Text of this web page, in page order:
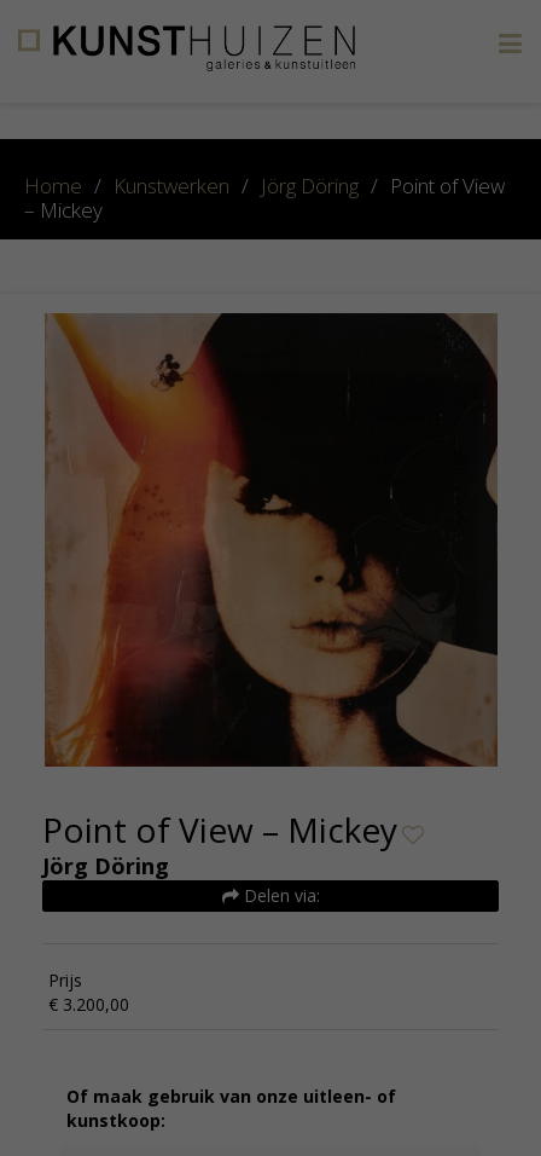
Home / Kunstwerken / Jörg Döring / Point of View
– Mickey
Point of View – Mickey
Jörg Döring
Delen via:
Prijs
€ 3.200,00
Of maak gebruik van onze uitleen- of
kunstkoop: